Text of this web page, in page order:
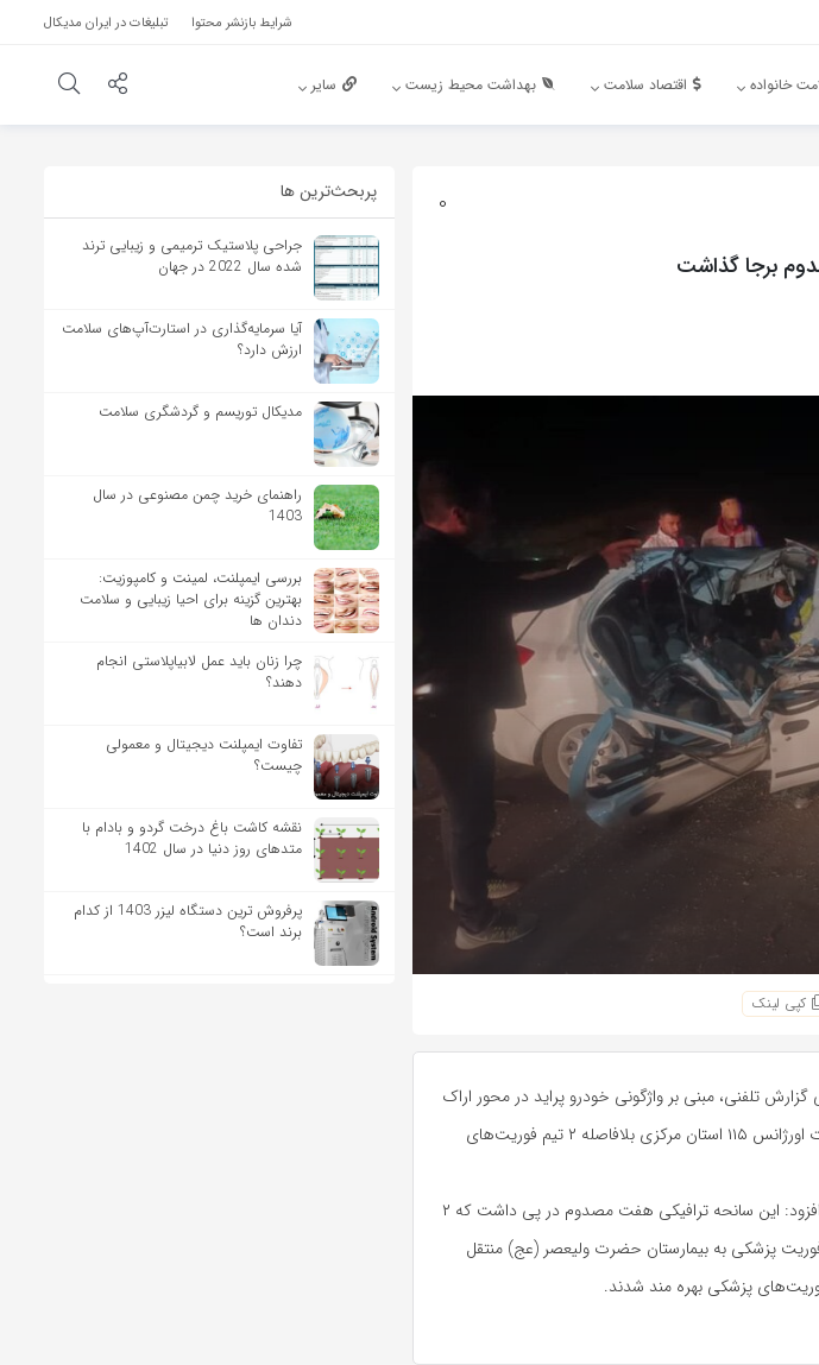
شرایط بازنشر محتوا تبلیغات در ایران مدیکال
خانواده اقتصاد سلامت بهداشت محیط زیست سایر
0
کپی لینک
گزارش تلفنی، مبنی بر واژگونی خودرو پراید در محور اراک
به فراهان حوالی روستای مشهد میقان به واحد ارتباطات اورژانس ۱۱۵ استان مرکزی بلافاصله ۲ تیم فوریت‌های
رئیس اورژانس ۱۱۵ استان مرکزی در خصوص این خبر افزود: این سانحه ترافیکی هفت مصدوم در پی داشت که ۲
پزشکی به بیمارستان حضرت ولیعصر (عج) منتقل
پربحث‌‌ترین ها
جراحی پلاستیک ترمیمی و زیبایی ترند
شده سال 2022 در جهان
آیا سرمایه‌گذاری در استارت‌آپ‌های سلامت
ارزش دارد؟
مدیکال توریسم و گردشگری سلامت
راهنمای خرید چمن مصنوعی در سال
1403
بررسی ایمپلنت، لمینت و کامپوزیت:
بهترین گزینه برای احیا زیبایی و سلامت
دندان ها
چرا زنان باید عمل لابیاپلاستی انجام
دهند؟
تفاوت ایمپلنت دیجیتال و معمولی
چیست؟
نقشه کاشت باغ درخت گردو و بادام با
متدهای روز دنیا در سال 1402
پرفروش ترین دستگاه لیزر 1403 از کدام
برند است؟